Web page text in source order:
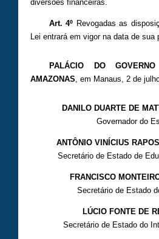
diversões financeiras.
Art. 4º Revogadas as
Lei entrará em vigor na data de sua
PALÁCIO DO
AMAZONAS, em Manaus, 2 de
DANILO DUARTE DE
Governador do
ANTÔNIO VINÍCIUS
Secretário de Estado de
FRANCISCO
Secretário de Estado
LÚCIO FONTE DE
Secretário de Estado do